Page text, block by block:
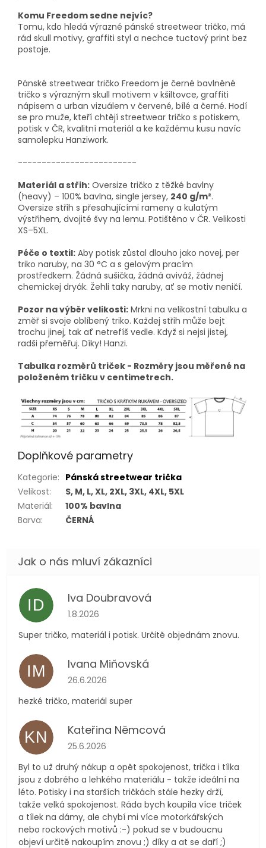
Komu Freedom sedne nejvíc?
Tomu, kdo hledá výrazné pánské streetwear tričko, má
rád skull motivy, graffiti styl a nechce tuctový print bez
postoje.
Pánské streetwear tričko Freedom je černé bavlněné
tričko s výrazným skull motivem v kšiltovce, graffiti
nápisem a urban vizuálem v červené, bílé a černé. Hodí
se pro muže, kteří chtějí streetwear tričko s potiskem,
potisk v ČR, kvalitní materiál a ke každému kusu navíc
samolepku Hanziwork.
-------------------------
Materiál a střih: Oversize tričko z těžké bavlny
(heavy) – 100% bavlna, single jersey, 240 g/m².
Oversize střih s přesahujícími rameny a kulatým
výstřihem, dvojité švy na lemu. Potištěno v ČR. Velikosti
XS–5XL.
Péče o textil: Aby potisk zůstal dlouho jako novej, per
triko naruby, na 30 °C a s gelovým pracím
prostředkem. Žádná sušička, žádná aviváž, žádnej
chemickej dryák. Žehli taky naruby, ať se motiv neničí.
Pozor na výběr velikosti: Mrkni na velikostní tabulku a
změř si svoje oblíbený triko. Každej střih může bejt
trochu jinej, tak ať netrefíš vedle. Když si nejsi jistej,
radši přeměřuj. Díky! Hanzi.
Tabulka rozměrů triček - Rozměry jsou měřené na
položeném tričku v centimetrech.
Doplňkové parametry
Kategorie: Pánská streetwear trička
Velikost:
S, M, L, XL, 2XL, 3XL, 4XL, 5XL
Materiál:
100% bavlna
Barva: ČERNÁ
ID Iva Doubravová
Hodnocení obchodu je 5 z 5 hvězdiček.
1.8.2026
Super tričko, materiál i potisk. Určitě objednám znovu.
IM Ivana Miňovská
Hodnocení obchodu je 5 z 5 hvězdiček.
26.6.2026
hezké tričko, materiál super
KN Kateřina Němcová
Hodnocení obchodu je 5 z 5 hvězdiček.
25.6.2026
Byl to už druhý nákup a opět spokojenost, trička i tílka
jsou z dobrého a lehkého materiálu - takže ideální na
léto. Potisky i na starších tričkách stále hezky drží,
takže velká spokojenost. Ráda bych koupila více triček
a tílek na dámy, ale chybí mi více motorkářských
nebo rockových motivů :-) pokud se v budoucnu
objeví určitě nakoupím znovu ;) díky a at se daří ;)